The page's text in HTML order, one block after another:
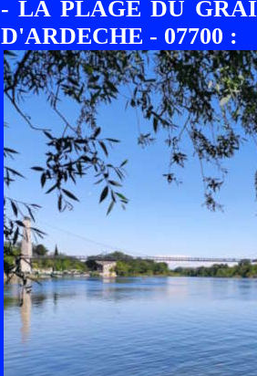
- LA PLAGE DU
D'ARDECHE - 07700 :